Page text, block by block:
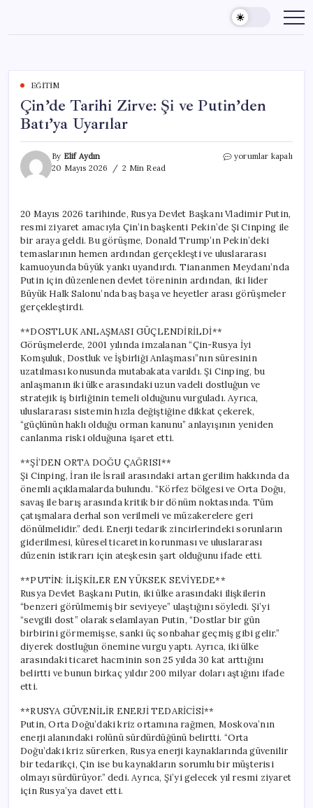
content
EĞITIM
Çin’de Tarihi Zirve: Şi ve Putin’den
Batı’ya Uyarılar
By Elif Aydın
20 Mayıs 2026
2 Min Read
Çin’de
Putin’den
Batı’ya
Uyarılar
için
yorumlar kapalı
20 Mayıs 2026 tarihinde, Rusya Devlet Başkanı Vladimir Putin,
resmi ziyaret amacıyla Çin’in başkenti Pekin’de Şi Cinping ile
bir araya geldi. Bu görüşme, Donald Trump’ın Pekin’deki
temaslarının hemen ardından gerçekleşti ve uluslararası
kamuoyunda büyük yankı uyandırdı. Tiananmen Meydanı’nda
Putin için düzenlenen devlet töreninin ardından, iki lider
Büyük Halk Salonu’nda baş başa ve heyetler arası görüşmeler
gerçekleştirdi.
**DOSTLUK ANLAŞMASI GÜÇLENDİRİLDİ**
Görüşmelerde, 2001 yılında imzalanan “Çin-Rusya İyi
Komşuluk, Dostluk ve İşbirliği Anlaşması”nın süresinin
uzatılması konusunda mutabakata varıldı. Şi Cinping, bu
anlaşmanın iki ülke arasındaki uzun vadeli dostluğun ve
stratejik iş birliğinin temeli olduğunu vurguladı. Ayrıca,
uluslararası sistemin hızla değiştiğine dikkat çekerek,
“güçlünün haklı olduğu orman kanunu” anlayışının yeniden
canlanma riski olduğuna işaret etti.
**Şİ’DEN ORTA DOĞU ÇAĞRISI**
Şi Cinping, İran ile İsrail arasındaki artan gerilim hakkında da
önemli açıklamalarda bulundu. “Körfez bölgesi ve Orta Doğu,
savaş ile barış arasında kritik bir dönüm noktasında. Tüm
çatışmalara derhal son verilmeli ve müzakerelere geri
dönülmelidir.” dedi. Enerji tedarik zincirlerindeki sorunların
giderilmesi, küresel ticaretin korunması ve uluslararası
düzenin istikrarı için ateşkesin şart olduğunu ifade etti.
**PUTİN: İLİŞKİLER EN YÜKSEK SEVİYEDE**
Rusya Devlet Başkanı Putin, iki ülke arasındaki ilişkilerin
“benzeri görülmemiş bir seviyeye” ulaştığını söyledi. Şi’yi
“sevgili dost” olarak selamlayan Putin, “Dostlar bir gün
birbirini görmemişse, sanki üç sonbahar geçmiş gibi gelir.”
diyerek dostluğun önemine vurgu yaptı. Ayrıca, iki ülke
arasındaki ticaret hacminin son 25 yılda 30 kat arttığını
belirtti ve bunun birkaç yıldır 200 milyar doları aştığını ifade
etti.
**RUSYA GÜVENİLİR ENERJİ TEDARİCİSİ**
Putin, Orta Doğu’daki kriz ortamına rağmen, Moskova’nın
enerji alanındaki rolünü sürdürdüğünü belirtti. “Orta
Doğu’daki kriz sürerken, Rusya enerji kaynaklarında güvenilir
bir tedarikçi, Çin ise bu kaynakların sorumlu bir müşterisi
olmayı sürdürüyor.” dedi. Ayrıca, Şi’yi gelecek yıl resmi ziyaret
için Rusya’ya davet etti.